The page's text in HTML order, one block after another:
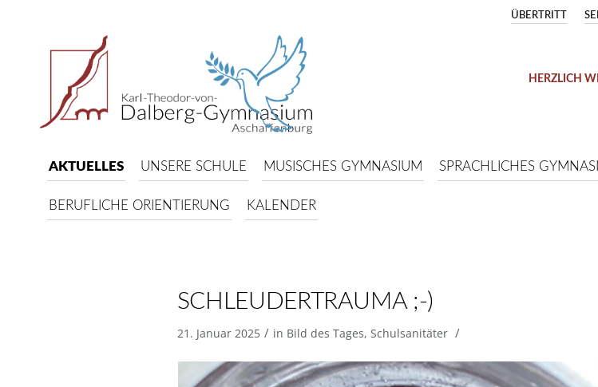
ÜBERTRITT
HERZLICH
AKTUELLES UNSERE SCHULE MUSISCHES GYMNASIUM SPRACHLICHES
BERUFLICHE ORIENTIERUNG KALENDER
SCHLEUDERTRAUMA ;-)
21. Januar 2025 / in Bild des Tages, Schulsanitäter /